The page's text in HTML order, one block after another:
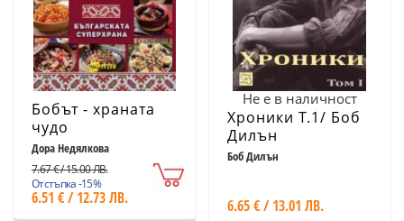
Бобът - храната
чудо
Дора Недялкова
7.67 € / 15.00 ЛВ.
Отстъпка -15%
6.51 € / 12.73 ЛВ.
Не е в наличност
Хроники Т.1/ Боб
Дилън
Боб Дилън
6.65 € / 13.01 ЛВ.